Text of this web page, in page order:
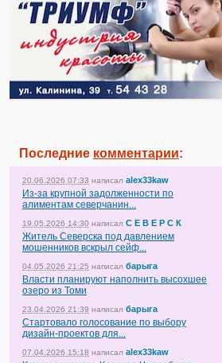
Последние комментарии:
20.06.2026 07:33 написал alex33kaw
Из-за крупной задолженности по
алиментам северчанин...
19.05.2026 14:30 написал С Е В Е Р С К
Житель Северска под давлением
мошенников вскрыл сейф...
04.05.2026 21:25 написал барыга
Власти планируют наполнить высохшее
озеро из Томи
23.04.2026 21:39 написал барыга
Стартовало голосование по выбору
дизайн-проектов для...
07.04.2026 15:18 написал alex33kaw